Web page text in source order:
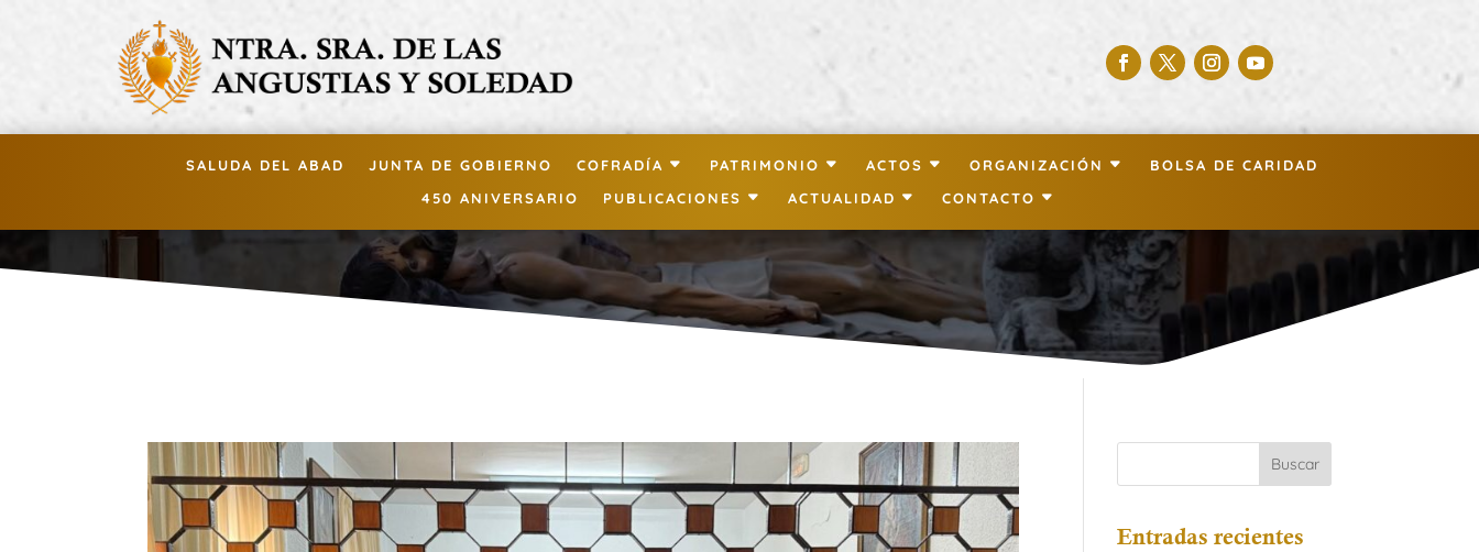
SALUDA DEL ABAD JUNTA DE GOBIERNO COFRADÍA PATRIMONIO ACTOS ORGANIZACIÓN
BOLSA DE CARIDAD
450 ANIVERSARIO
PUBLICACIONES ACTUALIDAD CONTACTO
Entradas recientes